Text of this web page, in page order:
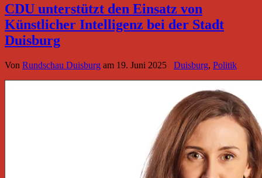
CDU unterstützt den Einsatz von
Künstlicher Intelligenz bei der Stadt
Duisburg
Von Rundschau Duisburg am 19. Juni 2025 Duisburg, Politik